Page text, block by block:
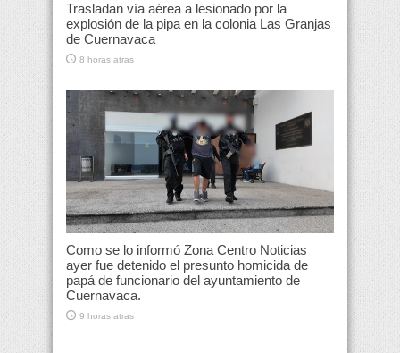
Trasladan vía aérea a lesionado por la
explosión de la pipa en la colonia Las Granjas
de Cuernavaca
8 horas atras
Como se lo informó Zona Centro Noticias
ayer fue detenido el presunto homicida de
papá de funcionario del ayuntamiento de
Cuernavaca.
9 horas atras